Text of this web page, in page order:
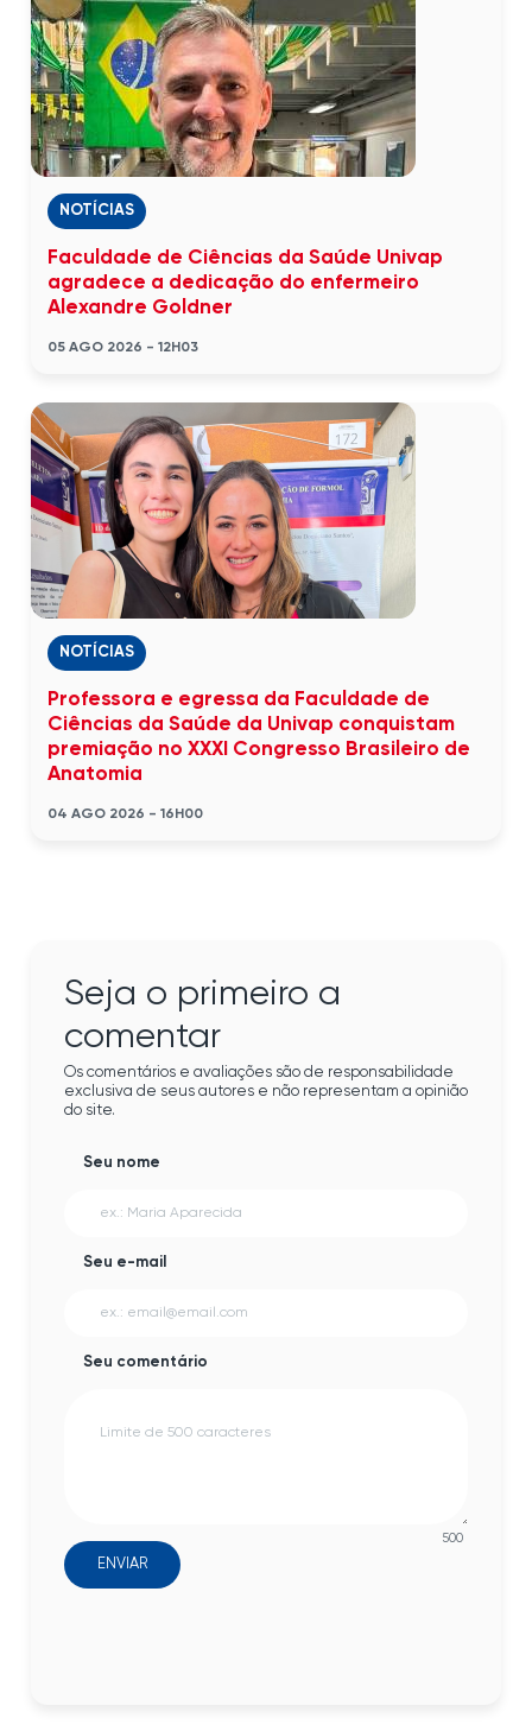
NOTÍCIAS
Faculdade de Ciências da Saúde Univap
agradece a dedicação do enfermeiro
Alexandre Goldner
05 AGO 2026 - 12H03
NOTÍCIAS
Professora e egressa da Faculdade de
Ciências da Saúde da Univap conquistam
premiação no XXXI Congresso Brasileiro de
Anatomia
04 AGO 2026 - 16H00
Seja o primeiro a
comentar
Os comentários e avaliações são de responsabilidade
exclusiva de seus autores e não representam a opinião
do site.
Seu nome
Seu e-mail
Seu comentário
500
ENVIAR